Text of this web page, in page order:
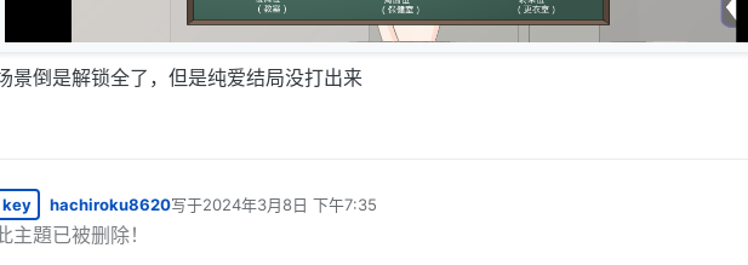
景倒是解锁全了，但是纯爱结局没打出来
线
key hachiroku8620写于2024年3月8日 下午7:35
最后由 编辑
主題已被删除！